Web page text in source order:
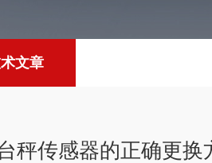
文章
秤传感器的正确更换